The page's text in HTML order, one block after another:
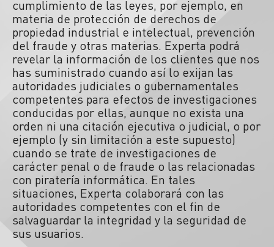
cumplimiento de las leyes, por ejemplo, en
materia de protección de derechos de
propiedad industrial e intelectual, prevención
del fraude y otras materias. Experta podrá
revelar la información de los clientes que nos
has suministrado cuando así lo exijan las
autoridades judiciales o gubernamentales
competentes para efectos de investigaciones
conducidas por ellas, aunque no exista una
orden ni una citación ejecutiva o judicial, o por
ejemplo (y sin limitación a este supuesto)
cuando se trate de investigaciones de
carácter penal o de fraude o las relacionadas
con piratería informática. En tales
situaciones, Experta colaborará con las
autoridades competentes con el fin de
salvaguardar la integridad y la seguridad de
sus usuarios.